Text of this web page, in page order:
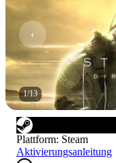
1/13
Plattform: Steam
Aktivierungsanleitung